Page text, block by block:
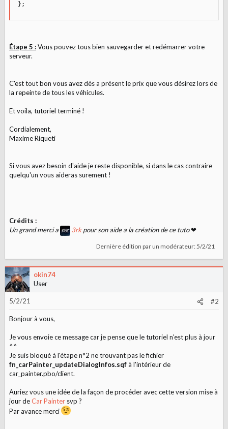
};
Étape 5 :Vous pouvez tous bien sauvegarder et redémarrer votre
serveur.
C'est tout bon vous avez dès a présent le prix que vous désirez lors de
la repeinte de tous les véhicules.
Et voila, tutoriel terminé !
Cordialement,
Maxime Riqueti
Si vous avez besoin d'aide je reste disponible, si dans le cas contraire
quelqu'un vous aideras surement !
Crédits :
Un grand merci a
3rkpour son aide a la création de ce tuto❤
Dernière édition par un modérateur: 5/2/21
okin74
User
5/2/21 #2
Bonjour à vous,
Je vous envoie ce message car je pense que le tutoriel n'est plus à jour
^^
Je suis bloqué à l'étape n°2 ne trouvant pas le fichier
fn_carPainter_updateDialogInfos.sqfà l'intérieur de
car_painter.pbo/client.
Auriez vous une idée de la façon de procéder avec cette version mise à
jour deCar Painter svp ?
Par avance merci